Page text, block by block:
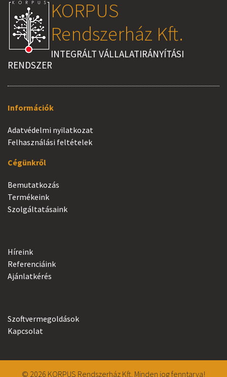
KORPUS
Rendszerház Kft.
INTEGRÁLT VÁLLALATIRÁNYÍTÁSI
RENDSZER
Információk
Adatvédelmi nyilatkozat
Felhasználási feltételek
Cégünkről
Bemutatkozás
Termékeink
Szolgáltatásaink
Híreink
Referenciáink
Ajánlatkérés
Szoftvermegoldások
Kapcsolat
© 2026 KORPUS Rendszerház Kft. Minden jog fenntarva!